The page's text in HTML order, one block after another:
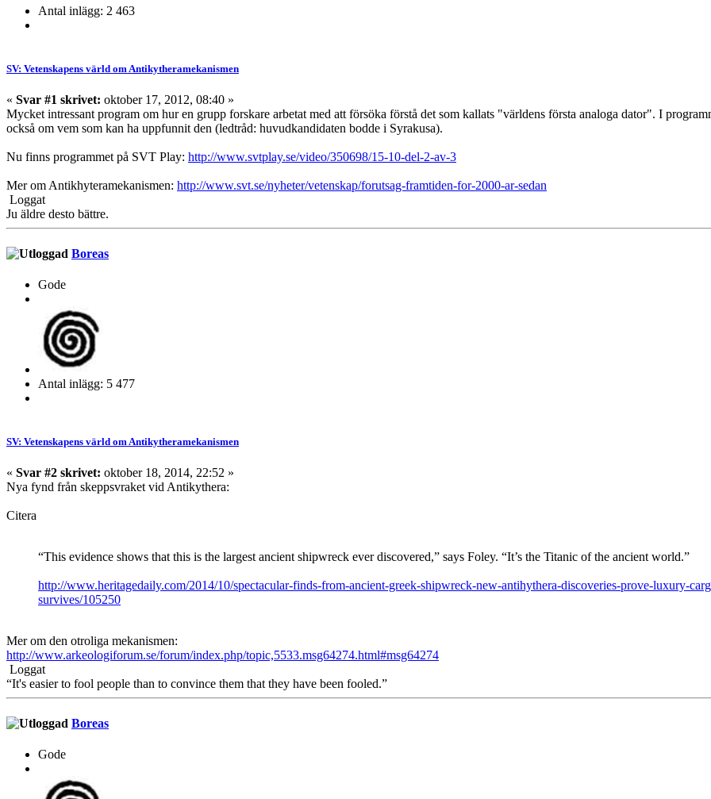
Antal inlägg: 2 463
SV: Vetenskapens värld om Antikytheramekanismen
« Svar #1 skrivet: oktober 17, 2012, 08:40 »
Mycket intressant program om hur en grupp forskare arbetat med att försöka förstå det som kallats "världens första analoga dator". I
också om vem som kan ha uppfunnit den (ledtråd: huvudkandidaten bodde i Syrakusa).
Nu finns programmet på SVT Play: http://www.svtplay.se/video/350698/15-10-del-2-av-3
Mer om Antikhyteramekanismen: http://www.svt.se/nyheter/vetenskap/forutsag-framtiden-for-2000-ar-sedan
Loggat
Ju äldre desto bättre.
Boreas
Gode
Antal inlägg: 5 477
SV: Vetenskapens värld om Antikytheramekanismen
« Svar #2 skrivet: oktober 18, 2014, 22:52 »
Nya fynd från skeppsvraket vid Antikythera:
Citera
“This evidence shows that this is the largest ancient shipwreck ever discovered,” says Foley. “It’s the Titanic of the ancient world.”
http://www.heritagedaily.com/2014/10/spectacular-finds-from-ancient-greek-shipwreck-new-antihythera-discoveries-prove-luxury-
survives/105250
Mer om den otroliga mekanismen:
http://www.arkeologiforum.se/forum/index.php/topic,5533.msg64274.html#msg64274
Loggat
“It's easier to fool people than to convince them that they have been fooled.”
Boreas
Gode